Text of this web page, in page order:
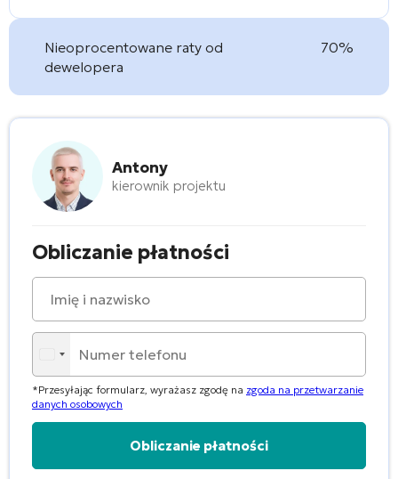
Nieoprocentowane raty od
dewelopera
70%
Antony
kierownik projektu
Obliczanie płatności
*Przesyłając formularz, wyrażasz zgodę na zgoda na przetwarzanie
danych osobowych